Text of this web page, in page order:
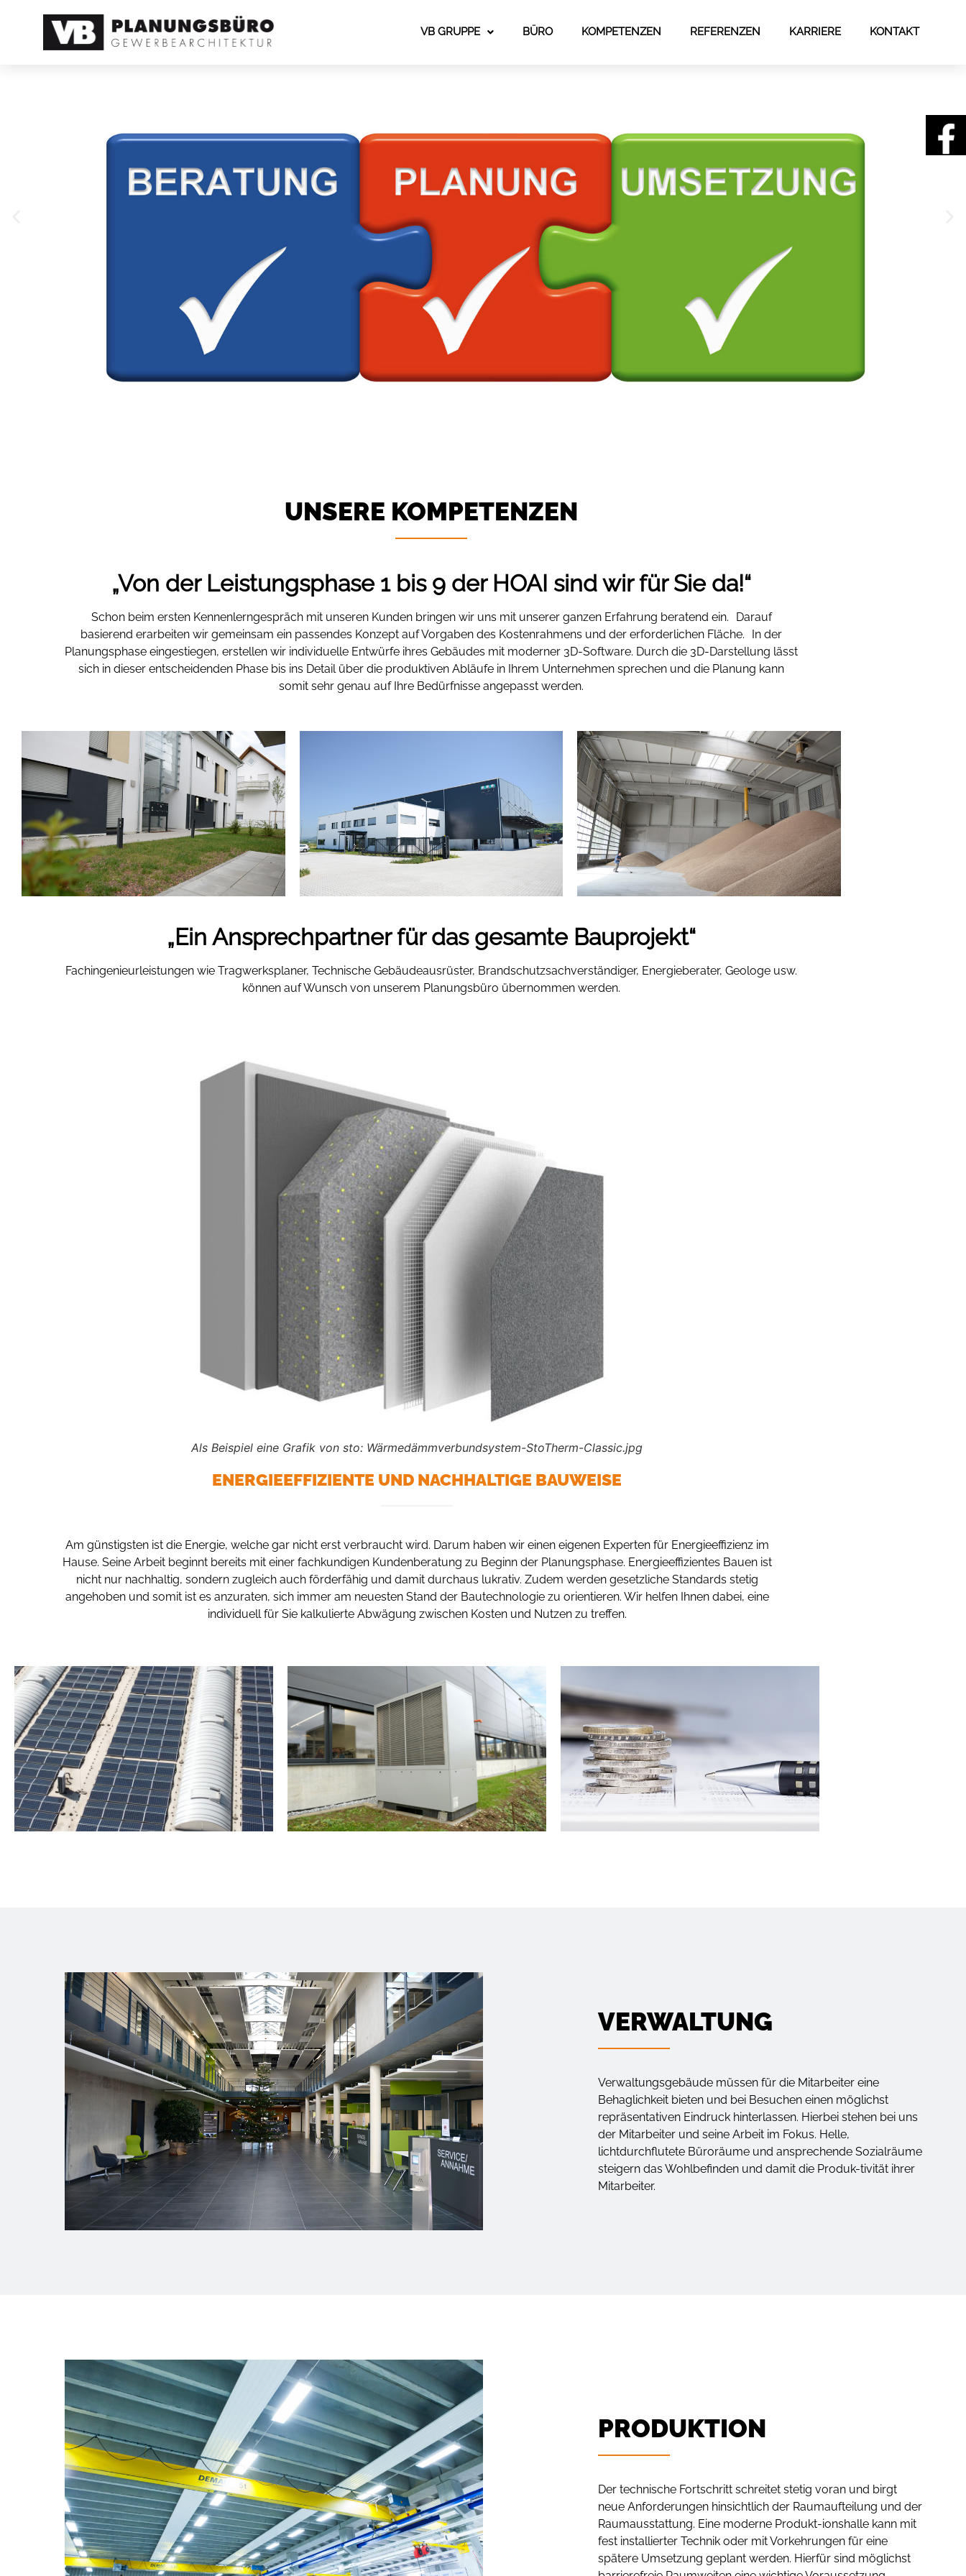
VB GRUPPE BÜRO KOMPETENZEN REFERENZEN KARRIERE KONTAKT
UNSERE KOMPETENZEN
„Von der Leistungsphase 1 bis 9 der HOAI sind wir für Sie da!“
Schon beim ersten Kennenlerngespräch mit unseren Kunden bringen wir uns mit unserer ganzen Erfahrung beratend ein. Darauf
basierend erarbeiten wir gemeinsam ein passendes Konzept auf Vorgaben des Kostenrahmens und der erforderlichen Fläche. In der
Planungsphase eingestiegen, erstellen wir individuelle Entwürfe ihres Gebäudes mit moderner 3D-Software. Durch die 3D-Darstellung lässt
sich in dieser entscheidenden Phase bis ins Detail über die produktiven Abläufe in Ihrem Unternehmen sprechen und die Planung kann
somit sehr genau auf Ihre Bedürfnisse angepasst werden.
„Ein Ansprechpartner für das gesamte Bauprojekt“
Fachingenieurleistungen wie Tragwerksplaner, Technische Gebäudeausrüster, Brandschutzsachverständiger, Energieberater, Geologe usw.
können auf Wunsch von unserem Planungsbüro übernommen werden.
Als Beispiel eine Grafik von sto: Wärmedämmverbundsystem-StoTherm-Classic.jpg
ENERGIEEFFIZIENTE UND NACHHALTIGE BAUWEISE
Am günstigsten ist die Energie, welche gar nicht erst verbraucht wird. Darum haben wir einen eigenen Experten für Energieeffizienz im
Hause. Seine Arbeit beginnt bereits mit einer fachkundigen Kundenberatung zu Beginn der Planungsphase. Energieeffizientes Bauen ist
nicht nur nachhaltig, sondern zugleich auch förderfähig und damit durchaus lukrativ. Zudem werden gesetzliche Standards stetig
angehoben und somit ist es anzuraten, sich immer am neuesten Stand der Bautechnologie zu orientieren. Wir helfen Ihnen dabei, eine
individuell für Sie kalkulierte Abwägung zwischen Kosten und Nutzen zu treffen.
VERWALTUNG
Verwaltungsgebäude müssen für die Mitarbeiter eine
Behaglichkeit bieten und bei Besuchen einen möglichst
repräsentativen Eindruck hinterlassen. Hierbei stehen bei uns
der Mitarbeiter und seine Arbeit im Fokus. Helle,
lichtdurchflutete Büroräume und ansprechende Sozialräume
steigern das Wohlbefinden und damit die Produk-tivität ihrer
Mitarbeiter.
PRODUKTION
Der technische Fortschritt schreitet stetig voran und birgt
neue Anforderungen hinsichtlich der Raumaufteilung und der
Raumausstattung. Eine moderne Produkt-ionshalle kann mit
fest installierter Technik oder mit Vorkehrungen für eine
spätere Umsetzung geplant werden. Hierfür sind möglichst